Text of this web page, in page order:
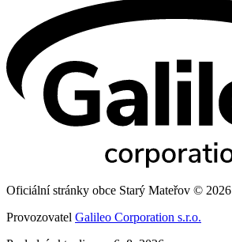
Oficiální stránky obce Starý Mateřov © 2026
Provozovatel Galileo Corporation s.r.o.